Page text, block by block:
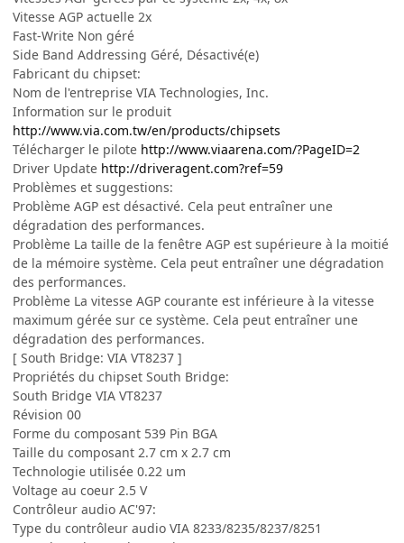
Vitesse AGP actuelle 2x
Fast-Write Non géré
Side Band Addressing Géré, Désactivé(e)
Fabricant du chipset:
Nom de l'entreprise VIA Technologies, Inc.
Information sur le produit
http://www.via.com.tw/en/products/chipsets
Télécharger le pilote http://www.viaarena.com/?PageID=2
Driver Update http://driveragent.com?ref=59
Problèmes et suggestions:
Problème AGP est désactivé. Cela peut entraîner une
dégradation des performances.
Problème La taille de la fenêtre AGP est supérieure à la moitié
de la mémoire système. Cela peut entraîner une dégradation
des performances.
Problème La vitesse AGP courante est inférieure à la vitesse
maximum gérée sur ce système. Cela peut entraîner une
dégradation des performances.
[ South Bridge: VIA VT8237 ]
Propriétés du chipset South Bridge:
South Bridge VIA VT8237
Révision 00
Forme du composant 539 Pin BGA
Taille du composant 2.7 cm x 2.7 cm
Technologie utilisée 0.22 um
Voltage au coeur 2.5 V
Contrôleur audio AC'97:
Type du contrôleur audio VIA 8233/8235/8237/8251